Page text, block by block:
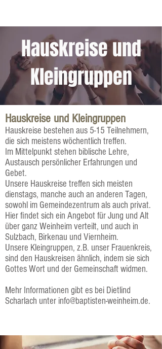
Hauskreise und
Kleingruppen
Hauskreise und Kleingruppen
Hauskreise bestehen aus 5-15 Teilnehmern,
die sich meistens wöchentlich treffen.
Im Mittelpunkt stehen biblische Lehre,
Austausch persönlicher Erfahrungen und
Gebet.
Unsere Hauskreise treffen sich meisten
dienstags, manche auch an anderen Tagen,
sowohl im Gemeindezentrum als auch privat.
Hier findet sich ein Angebot für Jung und Alt
über ganz Weinheim verteilt, und auch in
Sulzbach, Birkenau und Viernheim.
Unsere Kleingruppen, z.B. unser Frauenkreis,
sind den Hauskreisen ähnlich, indem sie sich
Gottes Wort und der Gemeinschaft widmen.
Mehr Informationen gibt es bei Dietlind
Scharlach unter info@baptisten-weinheim.de.